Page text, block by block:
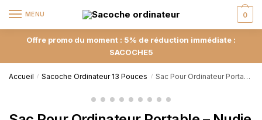
MENU 0
Offre promo du moment : 5% de réduction immédiate :
SACOCHE5
Accueil / Sacoche Ordinateur 13 Pouces / Sac Pour Ordinateur Portable – Nudie